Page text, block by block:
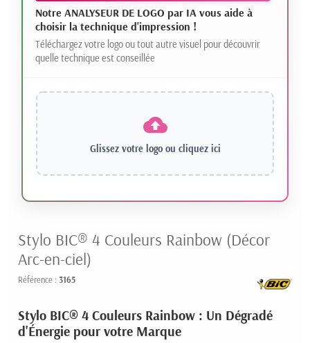
Notre ANALYSEUR DE LOGO par IA vous aide à
choisir la technique d'impression !
Téléchargez votre logo ou tout autre visuel pour découvrir
quelle technique est conseillée
Glissez votre logo ou cliquez ici
Stylo BIC® 4 Couleurs Rainbow (Décor
Arc-en-ciel)
Référence : 3165
Stylo BIC® 4 Couleurs Rainbow : Un Dégradé
d'Énergie pour votre Marque